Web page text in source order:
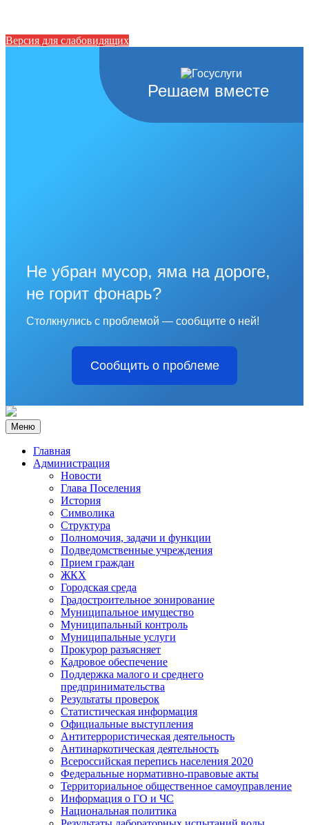
Версия для слабовидящих
Решаем вместе
Не убран мусор, яма на дороге,
не горит фонарь?
Столкнулись с проблемой — сообщите о ней!
Сообщить о проблеме
Меню
Главная
Администрация
Новости
Глава Поселения
История
Символика
Структура
Полномочия, задачи и функции
Подведомственные учреждения
Прием граждан
ЖКХ
Городская среда
Градостроительное зонирование
Муниципальное имущество
Муниципальный контроль
Муниципальные услуги
Прокурор разъясняет
Кадровое обеспечение
Поддержка малого и среднего
предпринимательства
Результаты проверок
Статистическая информация
Официальные выступления
Антитеррористическая деятельность
Антинаркотическая деятельность
Всероссийская перепись населения 2020
Федеральные нормативно-правовые акты
Территориальное общественное самоуправление
Информация о ГО и ЧС
Национальная политика